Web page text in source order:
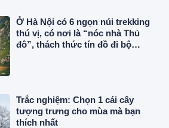
Ở Hà Nội có 6 ngọn núi trekking
thú vị, có nơi là “nóc nhà Thủ
đô”, thách thức tín đồ đi bộ
Trắc nghiệm: Chọn 1 cái cây
tượng trưng cho mùa mà bạn
thích nhất